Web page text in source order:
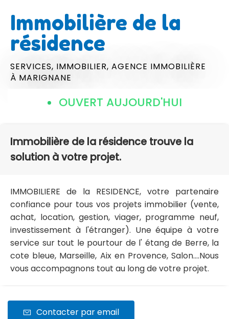
Immobilière de la
résidence
SERVICES, IMMOBILIER, AGENCE IMMOBILIÈRE
À MARIGNANE
OUVERT AUJOURD'HUI
Immobilière de la résidence trouve la
solution à votre projet.
IMMOBILIERE de la RESIDENCE, votre partenaire
confiance pour tous vos projets immobilier (vente,
achat, location, gestion, viager, programme neuf,
investissement à l'étranger). Une équipe à votre
service sur tout le pourtour de l' étang de Berre, la
cote bleue, Marseille, Aix en Provence, Salon....Nous
vous accompagnons tout au long de votre projet.
Contacter par email